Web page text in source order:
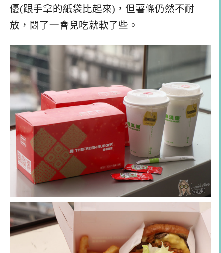
優(跟手拿的紙袋比起來)，但薯條仍然不耐
放，悶了一會兒吃就軟了些。